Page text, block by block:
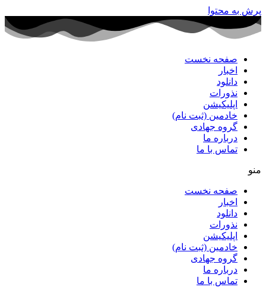
پرش به محتوا
صفحه نخست
اخبار
دانلود
نذورات
اپلیکیشن
خادمین (ثبت نام)
گروه جهادی
درباره ما
تماس با ما
منو
صفحه نخست
اخبار
دانلود
نذورات
اپلیکیشن
خادمین (ثبت نام)
گروه جهادی
درباره ما
تماس با ما